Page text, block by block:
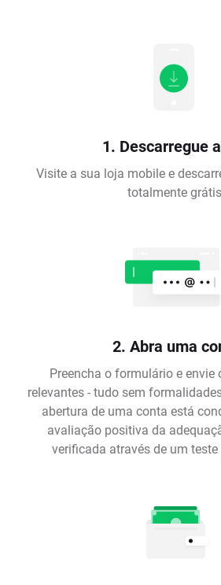
1. Descarregue
Visite a sua loja mobile e
totalmente
2. Abra uma
Preencha o formulário e envie
relevantes - tudo sem
abertura de uma conta está
avaliação positiva da
verificada através de um